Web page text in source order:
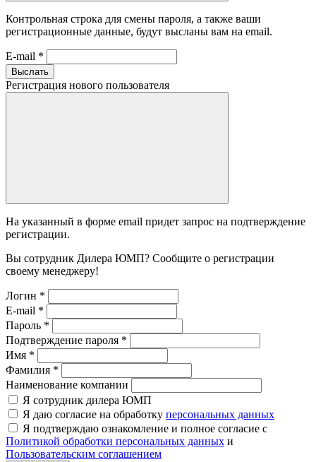
Контрольная строка для смены пароля, а также ваши
регистрационные данные, будут высланы вам на email.
E-mail *
Выслать
Регистрация нового пользователя
На указанный в форме email придет запрос на подтверждение
регистрации.
Вы сотрудник Дилера ЮМП? Сообщите о регистрации
своему менеджеру!
Логин *
E-mail *
Пароль *
Подтверждение пароля *
Имя *
Фамилия *
Наименование компании
Я сотрудник дилера ЮМП
Я даю согласие на обработку персональных данных
Я подтверждаю ознакомление и полное согласие с
Политикой обработки персональных данных и
Пользовательским соглашением